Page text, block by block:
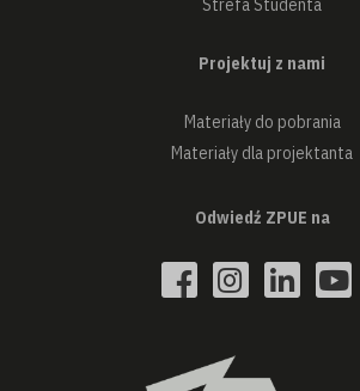
Strefa Studenta
Projektuj z nami
Materiały do pobrania
Materiały dla projektanta
Odwiedź ZPUE na